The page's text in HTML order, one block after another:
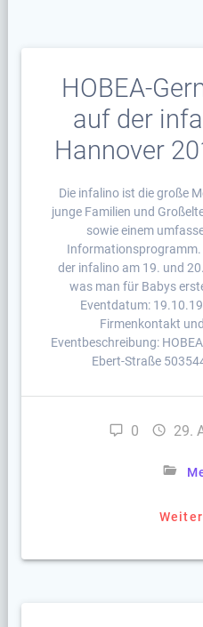
HOBEA-
auf der
Hannover
Die infalino ist die große
junge Familien und
sowie einem
der infalino am 19. und
was man für Babys
Eventdatum:
Firmenkontakt
Eventbeschreibung:
Ebert-Straße
0 29.